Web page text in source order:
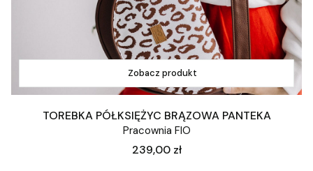
Zobacz produkt
TOREBKA PÓŁKSIĘŻYC BRĄZOWA PANTEKA
Pracownia FIO
Cena
239,00 zł